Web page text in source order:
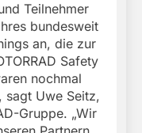
Teilnehmer
bundesweit
an, die zur
Safety
nochmal
sagt Uwe Seitz,
Gruppe. „Wir